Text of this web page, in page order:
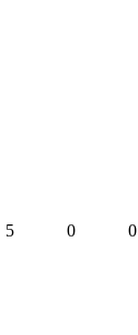
5 0 0